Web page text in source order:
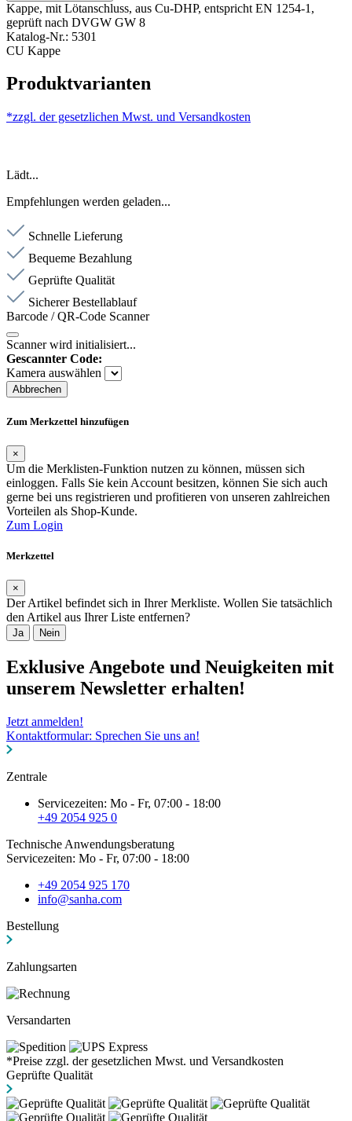
Kappe, mit Lötanschluss, aus Cu-DHP, entspricht EN 1254-1,
geprüft nach DVGW GW 8
Katalog-Nr.: 5301
CU Kappe
Produktvarianten
*zzgl. der gesetzlichen Mwst. und Versandkosten
Lädt...
Empfehlungen werden geladen...
Schnelle Lieferung
Bequeme Bezahlung
Geprüfte Qualität
Sicherer Bestellablauf
Barcode / QR-Code Scanner
Scanner wird initialisiert...
Gescannter Code:
Kamera auswählen
Abbrechen
Zum Merkzettel hinzufügen
×
Um die Merklisten-Funktion nutzen zu können, müssen sich
einloggen. Falls Sie kein Account besitzen, können Sie sich auch
gerne bei uns registrieren und profitieren von unseren zahlreichen
Vorteilen als Shop-Kunde.
Zum Login
Merkzettel
×
Der Artikel befindet sich in Ihrer Merkliste. Wollen Sie tatsächlich
den Artikel aus Ihrer Liste entfernen?
Ja Nein
Exklusive Angebote und Neuigkeiten mit
unserem Newsletter erhalten!
Jetzt anmelden!
Kontaktformular: Sprechen Sie uns an!
Zentrale
Servicezeiten: Mo - Fr, 07:00 - 18:00
+49 2054 925 0
Technische Anwendungsberatung
Servicezeiten: Mo - Fr, 07:00 - 18:00
+49 2054 925 170
info@sanha.com
Bestellung
Zahlungsarten
Versandarten
*Preise zzgl. der gesetzlichen Mwst. und Versandkosten
Geprüfte Qualität